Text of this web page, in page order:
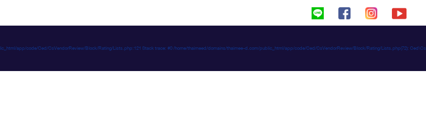
app/code/Ced/CsVendorReview/Block/Rating/Lists.php:121 Stack trace: #0 /home/thaimeed/domains/thaimee-d.com/public_html/app/code/Ced/CsVendorReview/Block/Rating/Lists.php(72):